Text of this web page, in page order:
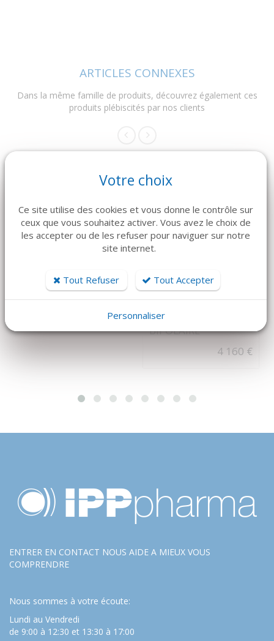
ARTICLES CONNEXES
Dans la même famille de produits, découvrez également ces
produits plébiscités par nos clients
DÉTAILS
3MM X 2
52 €
DÉTAILS
ÉLECTRIQUE
MINICUTTER KLS
AVEC SON KIT
BIPOLAIRE
4 160 €
ENTRER EN CONTACT NOUS AIDE A MIEUX VOUS
COMPRENDRE
Nous sommes à votre écoute:
Lundi au Vendredi
de 9:00 à 12:30 et 13:30 à 17:00
Votre choix
Ce site utilise des cookies et vous donne le contrôle sur
ceux que vous souhaitez activer. Vous avez le choix de
les accepter ou de les refuser pour naviguer sur notre
site internet.
Tout Refuser Tout Accepter
Personnaliser